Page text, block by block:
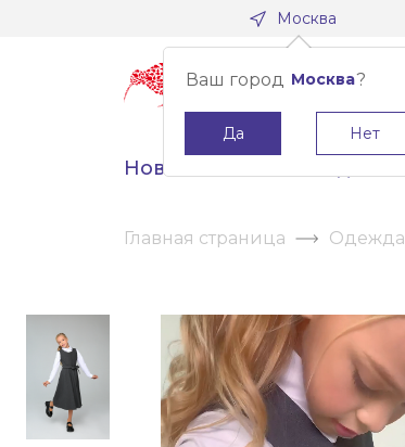
Москва
Ваш город Москва?
Да Нет
Новинки
Главная страница Одежда